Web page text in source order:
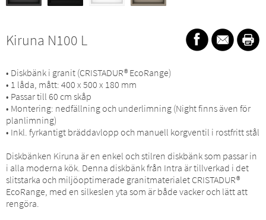
Kiruna N100 L
• Diskbänk i granit (CRISTADUR® EcoRange)
• 1 låda, mått: 400 x 500 x 180 mm
• Passar till 60 cm skåp
• Montering: nedfällning och underlimning (Night finns även för
planlimning)
• Inkl. fyrkantigt bräddavlopp och manuell korgventil i rostfritt stål
Diskbänken Kiruna är en enkel och stilren diskbänk som passar in
i alla moderna kök. Denna diskbänk från Intra är tillverkad i det
slitstarka och miljöoptimerade granitmaterialet CRISTADUR®
EcoRange, med en silkeslen yta som är både vacker och lätt att
rengöra.